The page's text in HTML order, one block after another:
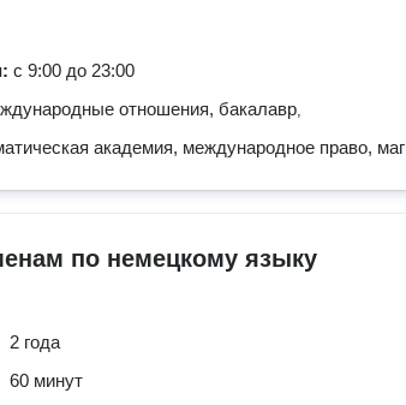
с 9:00 до 23:00
отношения, бакалавр,
академия, международное право,
по немецкому языку
2 года
60 минут